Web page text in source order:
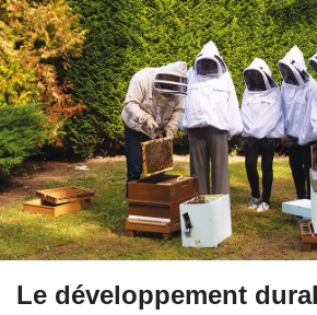
Le développement